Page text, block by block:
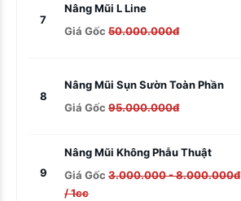
7
Nâng Mũi L Line
Giá Gốc 50.000.000đ
8
Nâng Mũi Sụn Sườn Toàn Phần
Giá Gốc 95.000.000đ
9
Nâng Mũi Không Phẫu Thuật
Giá Gốc 3.000.000 - 8.000.000đ
/ 1cc